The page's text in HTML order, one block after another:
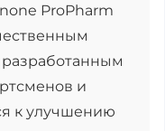
ProPharm
и
к улучшению